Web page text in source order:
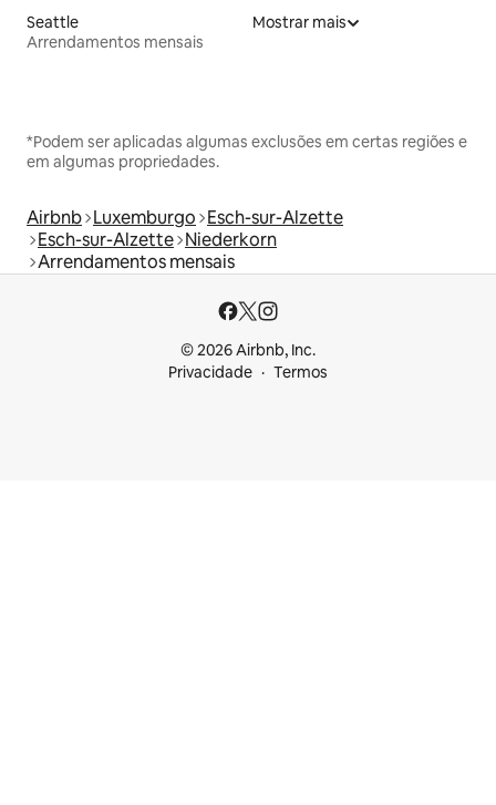
Seattle
Arrendamentos mensais
Mostrar mais
*Podem ser aplicadas algumas exclusões em certas regiões e
em algumas propriedades.
Airbnb Luxemburgo Esch-sur-Alzette
Esch-sur-Alzette Niederkorn
Arrendamentos mensais
© 2026 Airbnb, Inc.
Privacidade
Termos